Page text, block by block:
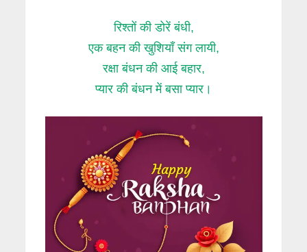
रिश्तों की डोरें बंधी,
एक बहन की खुशियाँ संग लायी,
रक्षा बंधन की आई बहार,
प्यार की बंधन में बसा प्यार।